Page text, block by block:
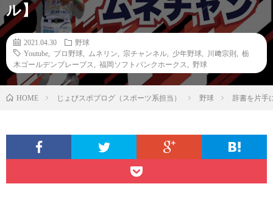
ル】
2021.04.30
野球
Youtube
プロ野球 ムネリン 宗チャンネル 少年野球 川﨑宗則
栃
木ゴールデンブレーブス
福岡ソフトバンクホークス 野球
HOME じょびスポブログ（スポーツ系担当） 野球 辞書を片手